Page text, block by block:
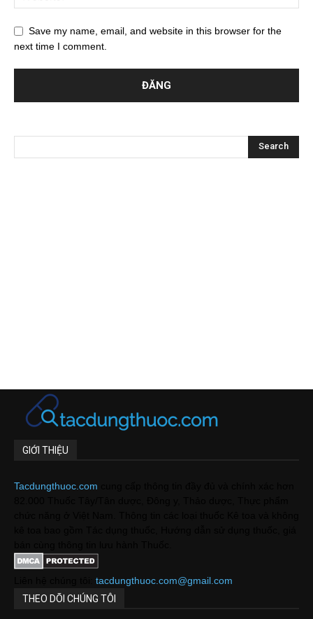
Save my name, email, and website in this browser for the
next time I comment.
GIỚI THIỆU
Tacdungthuoc.com
tacdungthuoc.com@gmail.com
THEO DÕI CHÚNG TÔI